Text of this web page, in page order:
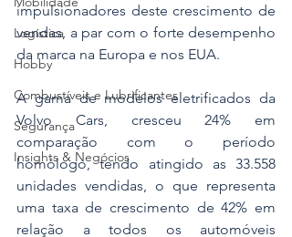
Logística
Hobby
Combustíveis e Lubrificantes
Segurança
Insights & Negócios
impulsionadores deste crescimento de
vendas, a par com o forte desempenho
da marca na Europa e nos EUA.
A gama de modelos eletrificados da
Volvo Cars, cresceu 24% em
comparação com o período
homólogo, tendo atingido as 33.558
unidades vendidas, o que representa
uma taxa de crescimento de 42% em
relação a todos os automóveis